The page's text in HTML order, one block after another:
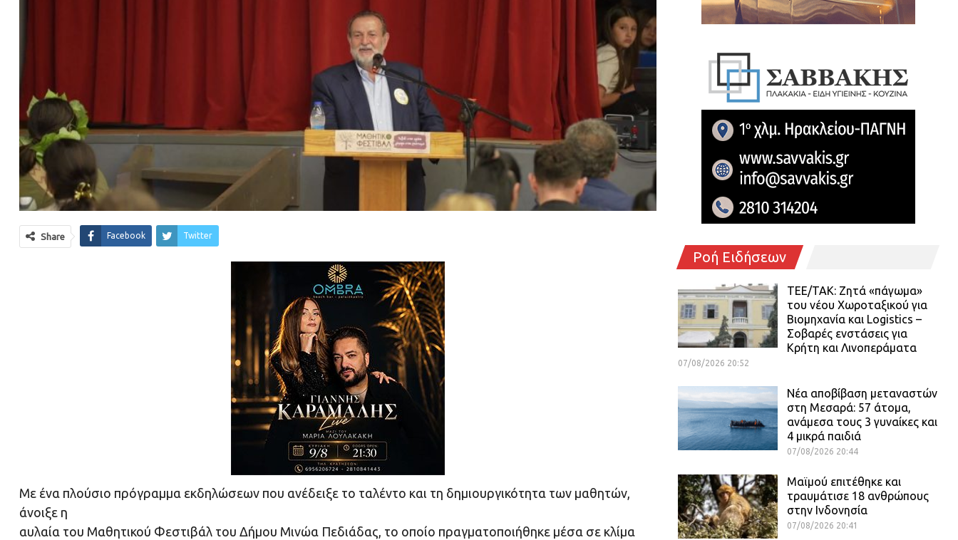
Share Facebook Twitter
Με ένα πλούσιο πρόγραμμα εκδηλώσεων που ανέδειξε το ταλέντο και τη δημιουργικότητα των μαθητών,
άνοιξε η
αυλαία του Μαθητικού Φεστιβάλ του Δήμου Μινώα Πεδιάδας, το οποίο πραγματοποιήθηκε μέσα σε κλίμα
Ροή Ειδήσεων
ΤΕΕ/ΤΑΚ: Ζητά «πάγωμα»
του νέου Χωροταξικού για
Βιομηχανία και Logistics –
Σοβαρές ενστάσεις για
Κρήτη και Λινοπεράματα
07/08/2026 20:52
Νέα αποβίβαση μεταναστών
στη Μεσαρά: 57 άτομα,
ανάμεσα τους 3 γυναίκες και
4 μικρά παιδιά
07/08/2026 20:44
Μαϊμού επιτέθηκε και
τραυμάτισε 18 ανθρώπους
στην Ινδονησία
07/08/2026 20:41